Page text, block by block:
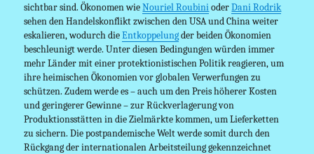
sichtbar sind. Ökonomen wieNouriel RoubinioderDani Rodrik
sehen den Handelskonflikt zwischen den USA und China weiter
eskalieren, wodurch dieEntkoppelungder beiden Ökonomien
beschleunigt werde. Unter diesen Bedingungen würden immer
mehr Länder mit einer protektionistischen Politik reagieren, um
ihre heimischen Ökonomien vor globalen Verwerfungen zu
schützen. Zudem werde es – auch um den Preis höherer Kosten
und geringerer Gewinne – zur Rückverlagerung von
Produktionsstätten in die Zielmärkte kommen, um Lieferketten
zu sichern. Die postpandemische Welt werde somit durch den
Rückgang der internationalen Arbeitsteilung gekennzeichnet